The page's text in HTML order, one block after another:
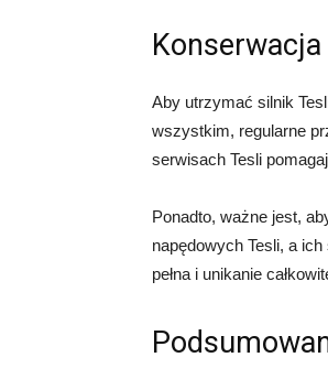
Aby utrzymać silnik
wszystkim, regularne
serwisach Tesli
Ponadto, ważne jest,
napędowych Tesli, a
pełna i unikanie